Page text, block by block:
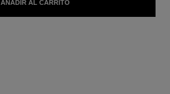
AÑADIR AL CARRITO